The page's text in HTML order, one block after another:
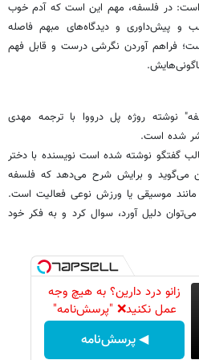
است: در فلسفه، مهم این است که آدم خوب
و پیش‌داوری و دیدگاه‌های مبهم فاصله
فراهم آوردن نگرشی درست و قابل فهم
نوشته روژه پل درووا با ترجمه مهدی
شده است.
گفتگو نوشته شده است نویسنده با دختر
می‌گوید و برایش شرح می‌دهد که فلسفه
موسیقی یا ورزش نوعی فعالیت است.
دلیل آورد، سوال کرد و به فکر خود
زانو درد دارین؟ به هیچ وجه
عمل نکنید❌ "پرسش‌نامه"
◀ پرسش‌نامه